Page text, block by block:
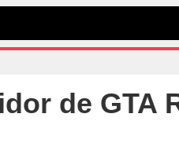
de GTA